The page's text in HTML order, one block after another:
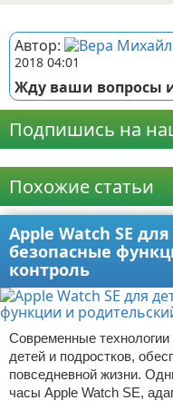
Автор:
2018 04:01
Жду ваши вопросы
Подпишись на
Похожие статьи
Apple Watch SE
безопасные
контроль
Современные
детей и подростков,
повседневной жизни.
часы Apple Watch SE,